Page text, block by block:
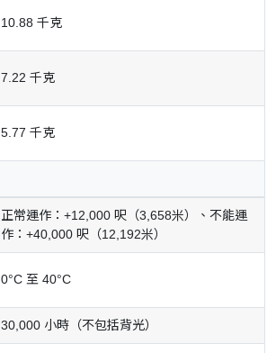
10.88 千克
7.22 千克
5.77 千克
正常運作：+12,000 呎（3,658米）、不能運
作：+40,000 呎（12,192米）
0°C 至 40°C
30,000 小時（不包括背光）